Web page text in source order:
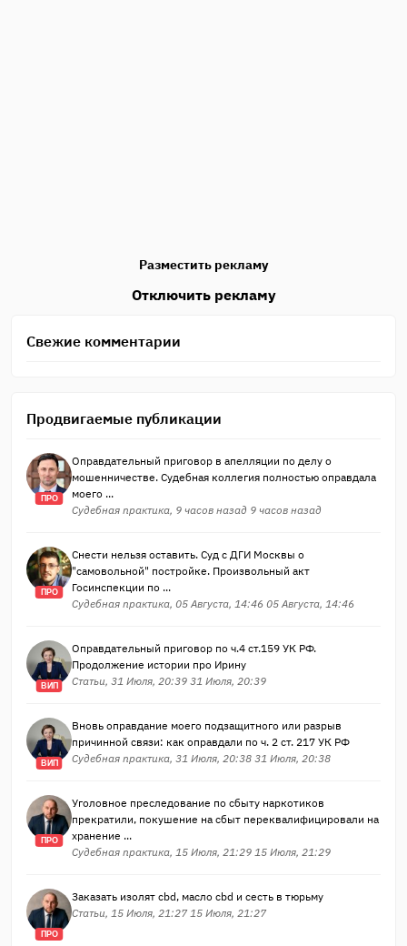
Разместить рекламу
Отключить рекламу
Свежие комментарии
Продвигаемые публикации
ПРО
Оправдательный приговор в апелляции по делу о
мошенничестве. Судебная коллегия полностью оправдала
моего ...
Судебная практика, 9 часов назад 9 часов назад
ПРО
Снести нельзя оставить. Суд с ДГИ Москвы о
"самовольной" постройке. Произвольный акт
Госинспекции по ...
Судебная практика, 05 Августа, 14:46 05 Августа, 14:46
ВИП
Оправдательный приговор по ч.4 ст.159 УК РФ.
Продолжение истории про Ирину
Статьи, 31 Июля, 20:39 31 Июля, 20:39
ВИП
Вновь оправдание моего подзащитного или разрыв
причинной связи: как оправдали по ч. 2 ст. 217 УК РФ
Судебная практика, 31 Июля, 20:38 31 Июля, 20:38
ПРО
Уголовное преследование по сбыту наркотиков
прекратили, покушение на сбыт переквалифицировали на
хранение ...
Судебная практика, 15 Июля, 21:29 15 Июля, 21:29
ПРО
Заказать изолят cbd, масло cbd и сесть в тюрьму
Статьи, 15 Июля, 21:27 15 Июля, 21:27